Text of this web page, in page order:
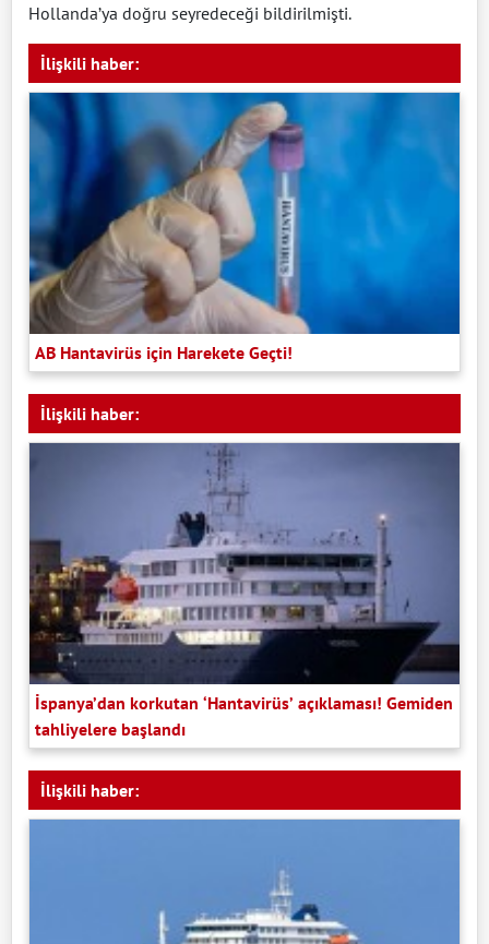
Hollanda’ya doğru seyredeceği bildirilmişti.
İlişkili haber:
AB Hantavirüs için Harekete Geçti!
İlişkili haber:
İspanya’dan korkutan ‘Hantavirüs’ açıklaması! Gemiden
tahliyelere başlandı
İlişkili haber: